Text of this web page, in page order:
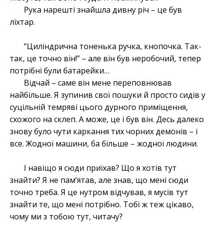
Рука нарешті знайшла дивну річ – це був
ліхтар.
“Циліндрична тоненька ручка, кнопочка. Так-
так, це точно він!” – але він був неробочий, тепер
потрібні були батарейки…
Відчай – саме він мене переповнював
найбільше. Я зупинив свої пошуки й просто сидів у
суцільній темряві цього дурного приміщення,
схожого на склеп. А може, це і був він. Десь далеко
знову було чути каркання тих чорних демонів – і
все. Жодної машини, ба більше – жодної людини.
І навіщо я сюди приїхав? Що я хотів тут
знайти? Я не пам’ятав, але знав, що мені сюди
точно треба. Я це нутром відчував, я мусів тут
знайти те, що мені потрібно. Тобі ж теж цікаво,
чому ми з тобою тут, читачу?